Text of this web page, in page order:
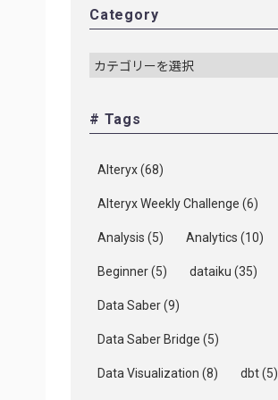
Category
# Tags
Alteryx(68)
Alteryx Weekly Challenge (6)
Analysis (5) Analytics (10)
Beginner(5) dataiku (35)
Data Saber(9)
Data Saber Bridge (5)
Data Visualization (8) dbt(5)